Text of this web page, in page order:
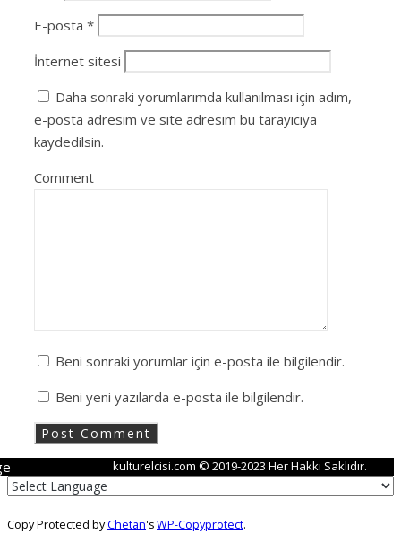
E-posta *
İnternet sitesi
Daha sonraki yorumlarımda kullanılması için adım,
e-posta adresim ve site adresim bu tarayıcıya
kaydedilsin.
Comment
Beni sonraki yorumlar için e-posta ile bilgilendir.
Beni yeni yazılarda e-posta ile bilgilendir.
kulturelcisi.com © 2019-2023 Her Hakkı Saklıdır.
Copy Protected byChetan'sWP-Copyprotect.